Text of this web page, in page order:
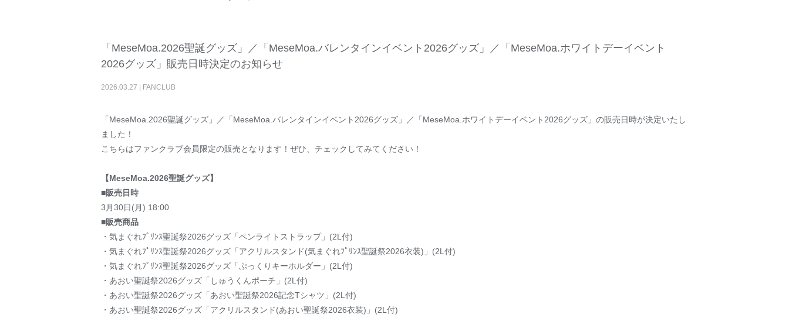
「MeseMoa.2026聖誕グッズ」／「MeseMoa.バレンタインイベント2026グッズ」／「MeseMoa.ホワイトデーイベント
2026グッズ」販売日時決定のお知らせ
2026.03.27 FANCLUB
「MeseMoa.2026聖誕グッズ」／「MeseMoa.バレンタインイベント2026グッズ」／「MeseMoa.ホワイトデーイベント2026グッズ」の販売日時が決定いたし
ました！
こちらはファンクラブ会員限定の販売となります！ぜひ、チェックしてみてください！
【MeseMoa.2026聖誕グッズ】
■販売日時
3月30日(月) 18:00
■販売商品
・気まぐれﾌﾟﾘﾝｽ聖誕祭2026グッズ「ペンライトストラップ」(2L付)
・気まぐれﾌﾟﾘﾝｽ聖誕祭2026グッズ「アクリルスタンド(気まぐれﾌﾟﾘﾝｽ聖誕祭2026衣装)」(2L付)
・気まぐれﾌﾟﾘﾝｽ聖誕祭2026グッズ「ぷっくりキーホルダー」(2L付)
・あおい聖誕祭2026グッズ「しゅうくんポーチ」(2L付)
・あおい聖誕祭2026グッズ「あおい聖誕祭2026記念Tシャツ」(2L付)
・あおい聖誕祭2026グッズ「アクリルスタンド(あおい聖誕祭2026衣装)」(2L付)